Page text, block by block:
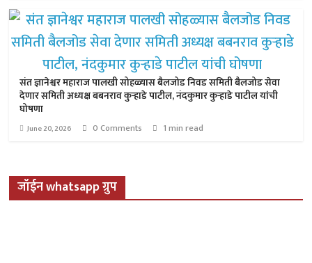
संत ज्ञानेश्वर महाराज पालखी सोहळ्यास बैलजोड निवड समिती बैलजोड सेवा
देणार समिती अध्यक्ष बबनराव कुऱ्हाडे पाटील, नंदकुमार कुऱ्हाडे पाटील यांची
घोषणा
June 20, 2026 0 Comments 1 min read
जॉईन whatsapp ग्रुप